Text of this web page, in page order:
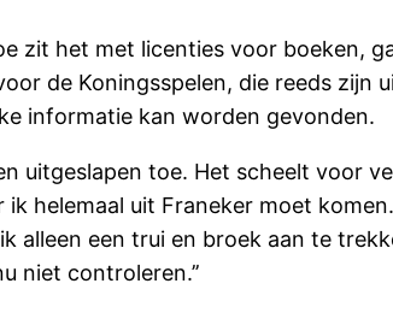
zit het met licenties voor boeken,
de Koningsspelen, die reeds zijn
informatie kan worden gevonden.
uitgeslapen toe. Het scheelt voor
helemaal uit Franeker moet
een trui en broek aan te
niet controleren.’’